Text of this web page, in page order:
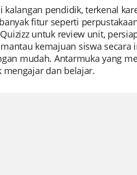
kalangan pendidik, terkenal
fitur seperti
untuk review unit,
kemajuan siswa secara
mudah. Antarmuka yang
mengajar dan belajar.